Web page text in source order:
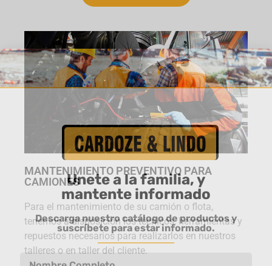
MANTENIMIENTO PREVENTIVO PARA
CAMIONES
Para el mantenimiento de su camión o flota,
tenemos a disposición los técnicos, herramientas y
repuestos necesarios para realizarlos en nuestros
talleres o en taller del cliente.
Unete a la familia, y
mantente informado
Descarga nuestro catálogo de productos y
suscríbete para estar informado.